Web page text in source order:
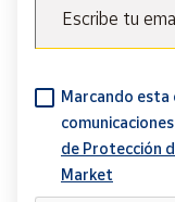
Escribe tu
Marcando esta
de Protección
Market